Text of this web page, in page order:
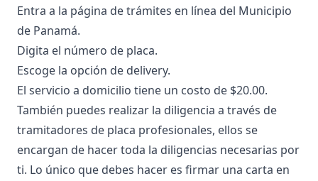
Entra a la página de trámites en línea del Municipio
de Panamá.
Digita el número de placa.
Escoge la opción de delivery.
El servicio a domicilio tiene un costo de $20.00.
También puedes realizar la diligencia a través de
tramitadores de placa profesionales, ellos se
encargan de hacer toda la diligencias necesarias por
ti. Lo único que debes hacer es firmar una carta en